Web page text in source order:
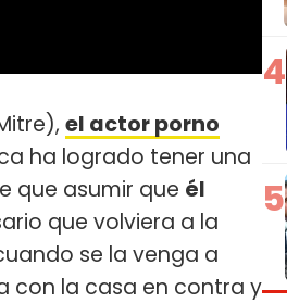
el actor porno
ha logrado tener una
que asumir que él
que volviera a la
se la venga a
con la casa en contra y
4
5